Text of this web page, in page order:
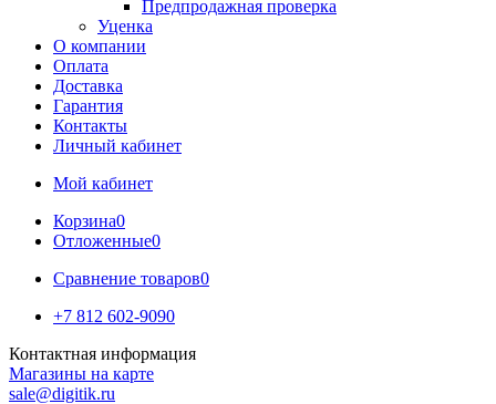
Предпродажная проверка
Уценка
О компании
Оплата
Доставка
Гарантия
Контакты
Личный кабинет
Мой кабинет
Корзина0
Отложенные0
Сравнение товаров0
+7 812 602-9090
Контактная информация
Магазины на карте
sale@digitik.ru